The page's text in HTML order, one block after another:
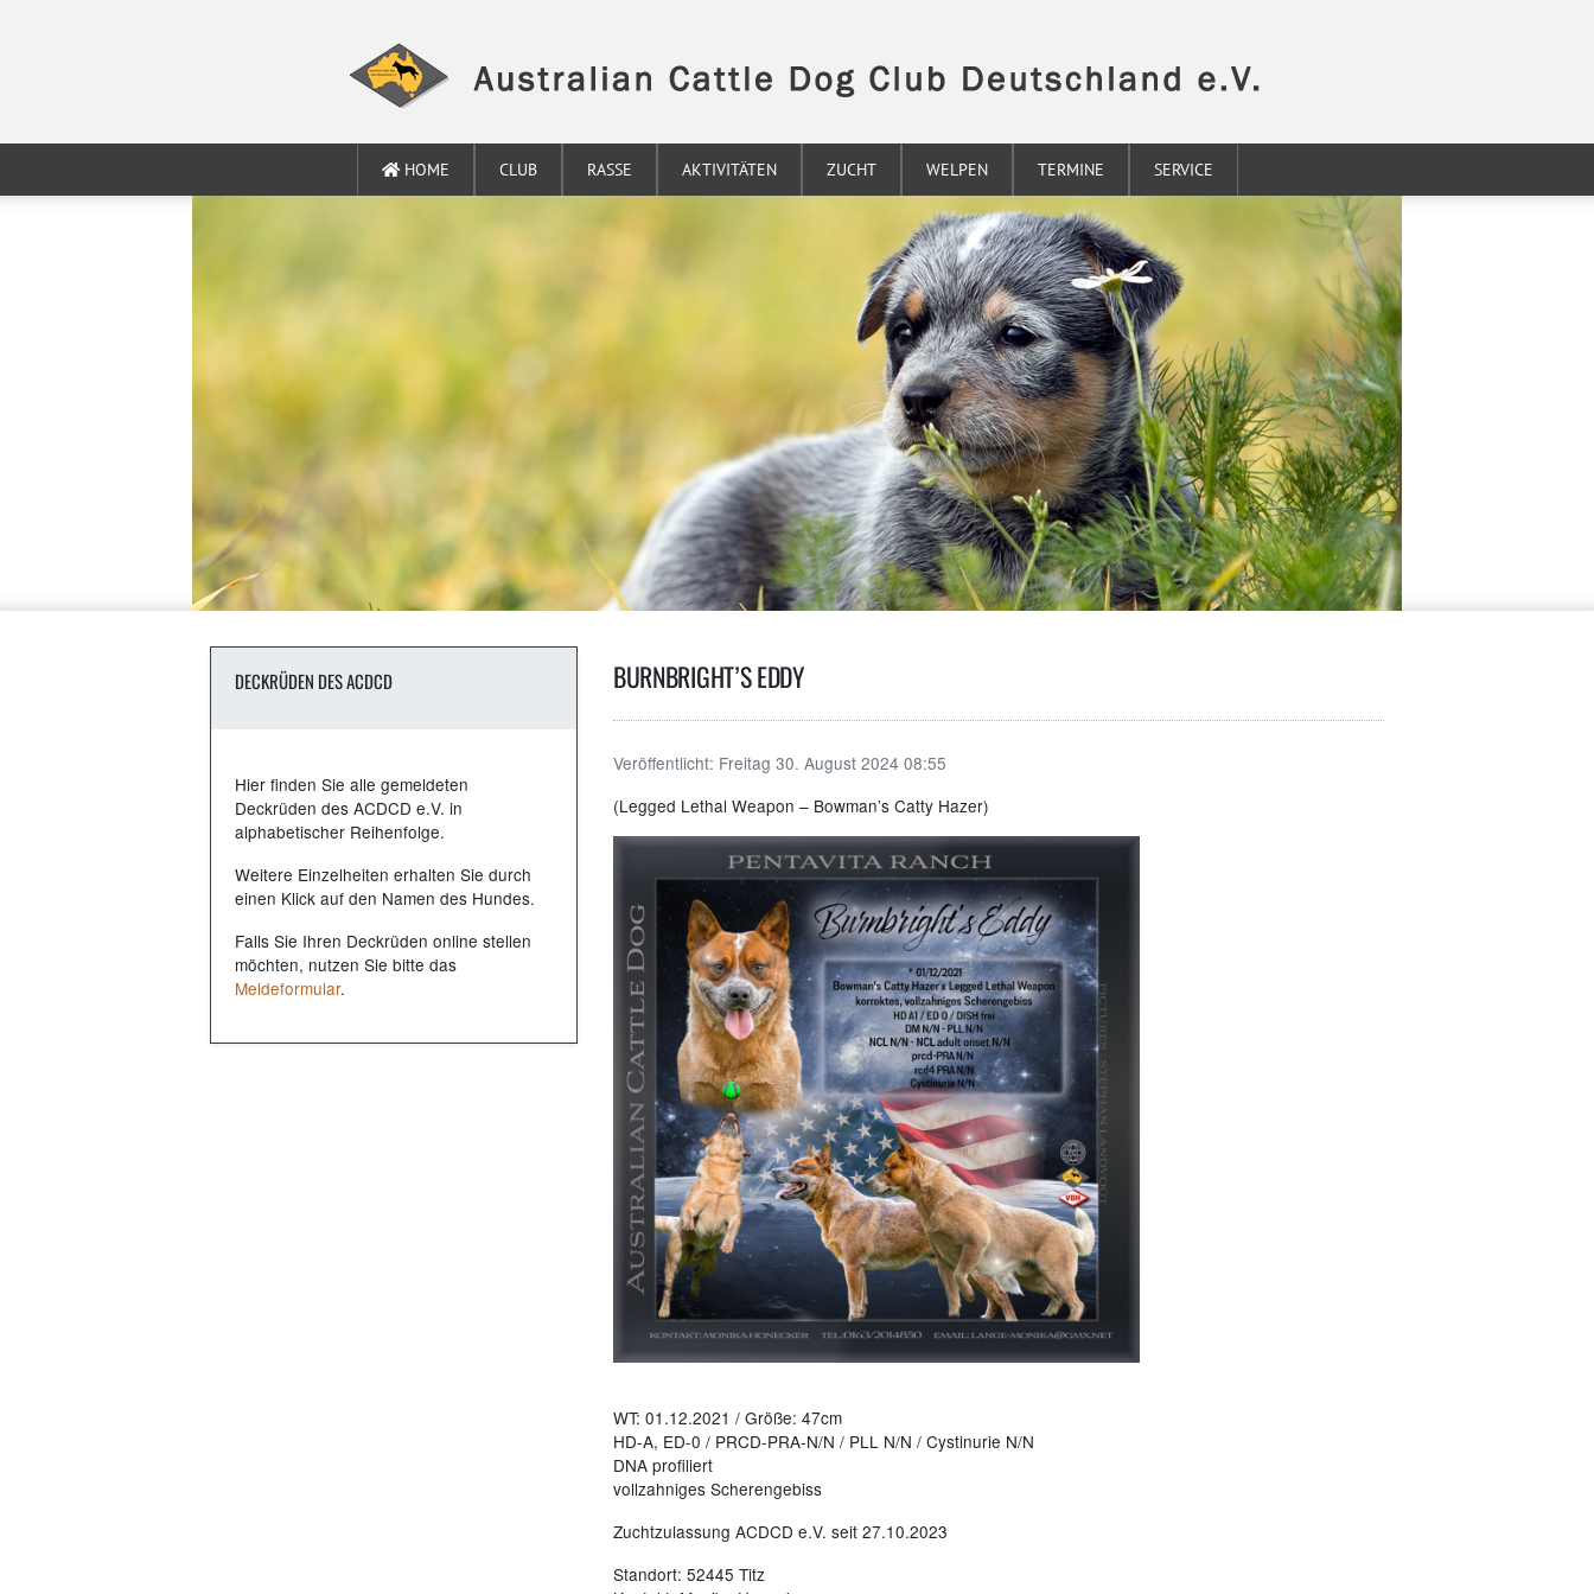
HOME CLUB RASSE AKTIVITÄTEN ZUCHT WELPEN TERMINE SERVICE
DECKRÜDEN DES ACDCD
Hier finden Sie alle gemeldeten
Deckrüden des ACDCD e.V. in
alphabetischer Reihenfolge.
Weitere Einzelheiten erhalten Sie durch
einen Klick auf den Namen des Hundes.
Falls Sie Ihren Deckrüden online stellen
möchten, nutzen Sie bitte das
Meldeformular.
BURNBRIGHT’S EDDY
Veröffentlicht: Freitag 30. August 2024 08:55
(Legged Lethal Weapon – Bowman’s Catty Hazer)
WT: 01.12.2021 / Größe: 47cm
HD-A, ED-0 / PRCD-PRA-N/N / PLL N/N / Cystinurie N/N
DNA profiliert
vollzahniges Scherengebiss
Zuchtzulassung ACDCD e.V. seit 27.10.2023
Standort: 52445 Titz